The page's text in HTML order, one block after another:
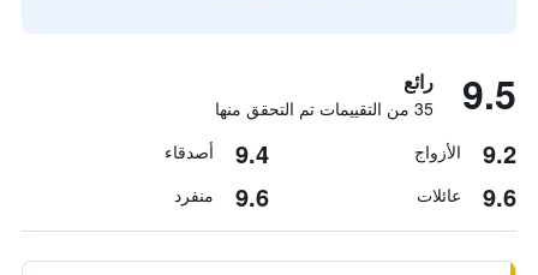
9.5 رائع
35 من التقييمات تم التحقق منها
9.2 الأزواج 9.4 أصدقاء
9.6 عائلات 9.6 منفرد